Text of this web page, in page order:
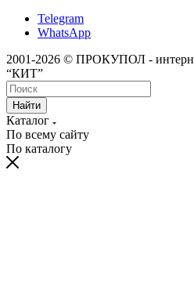
Telegram
WhatsApp
2001-2026 © ПРОКУПОЛ -
“КИТ”
Найти
Каталог
По всему сайту
По каталогу